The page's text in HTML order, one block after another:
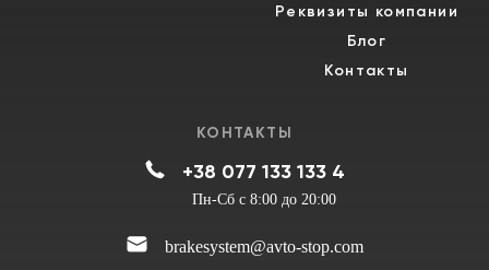
Реквизиты компании
Блог
Контакты
КОНТАКТЫ
+38 077 133 133 4
Пн-Сб с 8:00 до 20:00
brakesystem@avto-stop.com